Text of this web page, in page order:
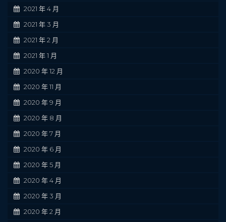
2021 年 4 月
2021 年 3 月
2021 年 2 月
2021 年 1 月
2020 年 12 月
2020 年 11 月
2020 年 9 月
2020 年 8 月
2020 年 7 月
2020 年 6 月
2020 年 5 月
2020 年 4 月
2020 年 3 月
2020 年 2 月